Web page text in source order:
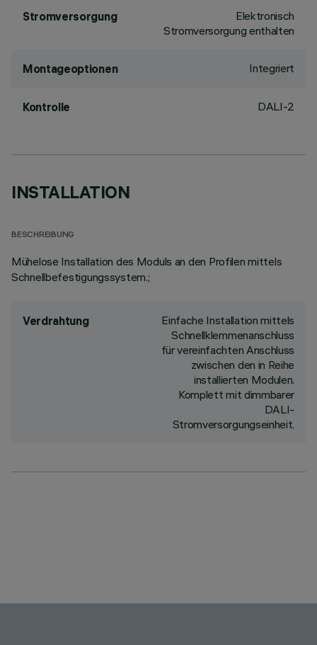
Stromversorgung
Elektronisch
Stromversorgung enthalten
Montageoptionen Integriert
Kontrolle DALI-2
INSTALLATION
BESCHREIBUNG
Mühelose Installation des Moduls an den Profilen mittels
Schnellbefestigungssystem.;
Verdrahtung
Einfache Installation mittels
Schnellklemmenanschluss
für vereinfachten Anschluss
zwischen den in Reihe
installierten Modulen.
Komplett mit dimmbarer
DALI-
Stromversorgungseinheit.